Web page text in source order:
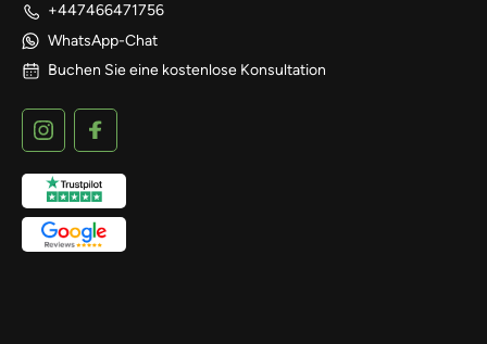
+447466471756
WhatsApp-Chat
Buchen Sie eine kostenlose Konsultation